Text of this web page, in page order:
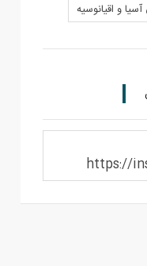
و اقیانوسیه
https://